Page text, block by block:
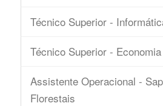
Técnico Superior -
Técnico Superior - Economia
Assistente Operacional -
Florestais